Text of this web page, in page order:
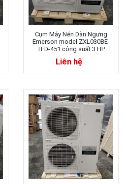
Cụm Máy Nén Dàn Ngưng
Emerson model ZXL030BE-
TFD-451 công suất 3 HP
Liên hệ